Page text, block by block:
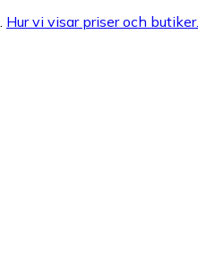
Hur vi visar priser och butiker.